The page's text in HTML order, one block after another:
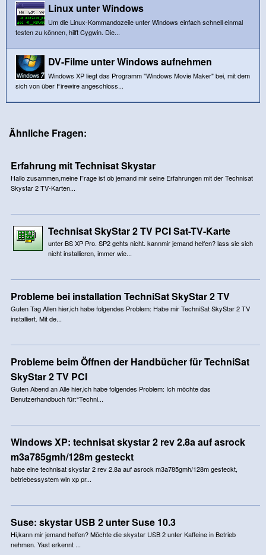
Linux unter Windows
Um die Linux-Kommandozeile unter Windows einfach schnell einmal
testen zu können, hilft Cygwin. Die...
DV-Filme unter Windows aufnehmen
Windows XP liegt das Programm "Windows Movie Maker" bei, mit dem
sich von über Firewire angeschloss...
Ähnliche Fragen:
Erfahrung mit Technisat Skystar
Hallo zusammen,meine Frage ist ob jemand mir seine Erfahrungen mit der Technisat
Skystar 2 TV-Karten...
Technisat SkyStar 2 TV PCI Sat-TV-Karte
unter BS XP Pro. SP2 gehts nicht. kannmir jemand helfen? lass sie sich
nicht installieren, immer wie...
Probleme bei installation TechniSat SkyStar 2 TV
Guten Tag Allen hier,ich habe folgendes Problem: Habe mir TechniSat SkyStar 2 TV
installiert. Mit de...
Probleme beim Öffnen der Handbücher für TechniSat
SkyStar 2 TV PCI
Guten Abend an Alle hier,ich habe folgendes Problem: Ich möchte das
Benutzerhandbuch für:“Techni...
Windows XP: technisat skystar 2 rev 2.8a auf asrock
m3a785gmh/128m gesteckt
habe eine technisat skystar 2 rev 2.8a auf asrock m3a785gmh/128m gesteckt,
betriebessystem win xp pr...
Suse: skystar USB 2 unter Suse 10.3
Hi,kann mir jemand helfen? Möchte die skystar USB 2 unter Kaffeine in Betrieb
nehmen. Yast erkennt ...